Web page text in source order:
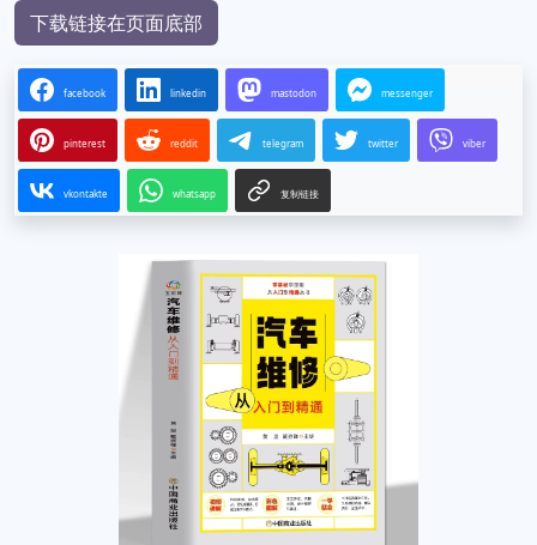
下载链接在页面底部
facebook linkedin mastodon messenger
pinterest reddit telegram twitter viber
vkontakte whatsapp 复制链接